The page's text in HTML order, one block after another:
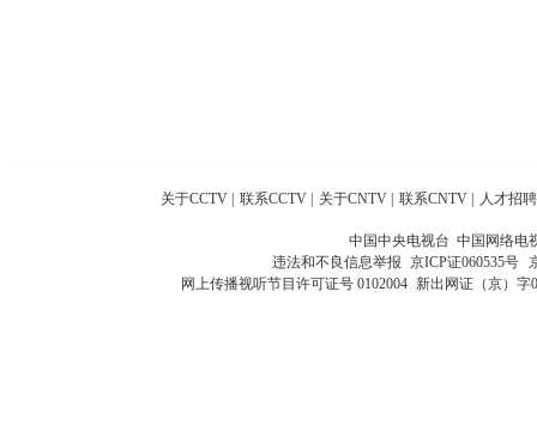
关于CCTV 联系CCTV 关于CNTV 联系CNTV 人才招聘
中国中央电视台 中国网络电
违法和不良信息举报 京ICP证060535号
网上传播视听节目许可证号 0102004 新出网证（京）